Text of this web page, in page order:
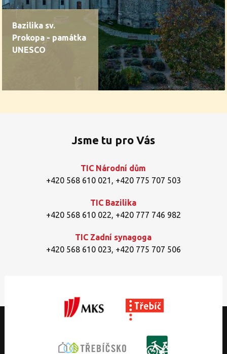
Bazilika sv.
Prokopa - památka
UNESCO
Jsme tu pro Vás
TIC Národní dům
+420 568 610 021 , +420 775 707 503
TIC Bazilika
+420 568 610 022, +420 777 746 982
TIC Zadní synagoga
+420 568 610 023, +420 775 707 506